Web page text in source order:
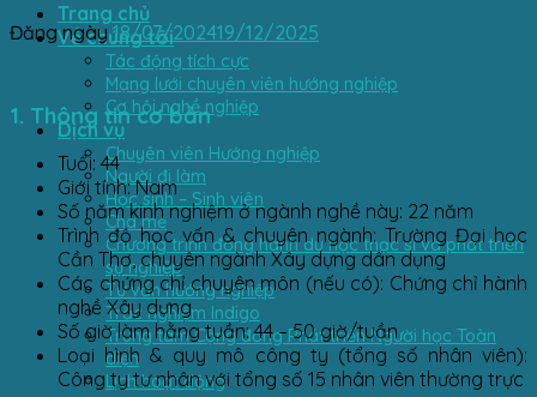
Trang chủ
Về chúng tôi
Tác động tích cực
Mạng lưới chuyên viên hướng nghiệp
Cơ hội nghề nghiệp
Dịch vụ
Chuyên viên Hướng nghiệp
Người đi làm
Học sinh – Sinh viên
Cha mẹ
Chương trình đồng hành du học thạc sĩ và phát triển
sự nghiệp
Tư vấn hướng nghiệp
Trắc nghiệm Indigo
Trung tâm Cộng đồng Phát triển Người học Toàn
diện
Lịch hoạt động
Đăng ngày18/07/202419/12/2025
1. Thông tin cơ bản
Tuổi: 44
Giới tính: Nam
Số năm kinh nghiệm ở ngành nghề này: 22 năm
Trình độ học vấn & chuyên ngành: Trường Đại học
Cần Thơ, chuyên ngành Xây dựng dân dụng
Các chứng chỉ chuyên môn (nếu có): Chứng chỉ hành
nghề Xây dựng
Số giờ làm hằng tuần: 44 – 50 giờ/tuần
Loại hình & quy mô công ty (tổng số nhân viên):
Công ty tư nhân với tổng số 15 nhân viên thường trực